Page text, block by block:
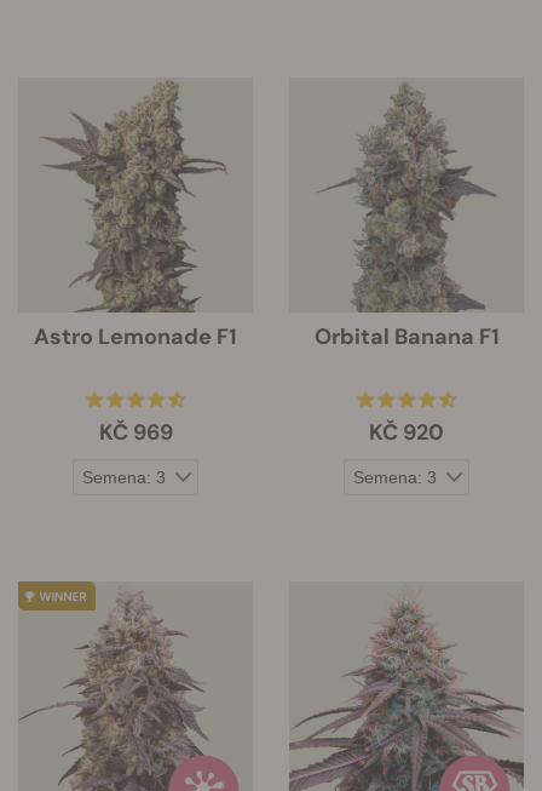
Astro Lemonade F1
KČ 969
Orbital Banana F1
KČ 920